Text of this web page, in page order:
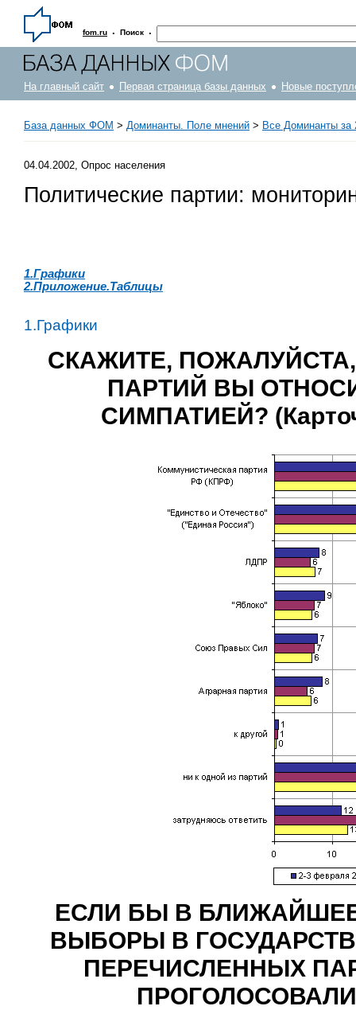
fom.ru · Поиск ·
На главный сайт Первая страница базы данных Новые
База данных ФОМ > Доминанты. Поле мнений > Все Доминанты за
04.04.2002, Опрос населения
Политические партии:
1.Графики
2.Приложение.Таблицы
1.Графики
СКАЖИТЕ,
ПАРТИЙ ВЫ
СИМПАТИЕЙ?
ЕСЛИ БЫ В
ВЫБОРЫ В
ПЕРЕЧИСЛЕННЫХ
ПРОГОЛОСОВАЛИ?